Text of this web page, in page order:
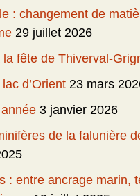
: changement de
29 juillet 2026
la fête de Thiverval-
d’Orient 23 mars
3 janvier 2026
de la falunière
: entre ancrage marin,